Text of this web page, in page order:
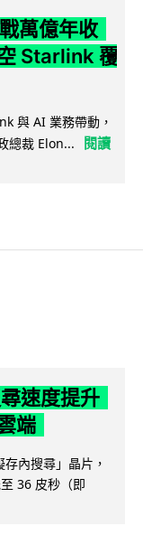
萬億年收
Starlink 覆
與 AI 業務帶動，
總裁 Elon...
閱讀
速度提升
端
內搜尋」晶片，
36 皮秒（即